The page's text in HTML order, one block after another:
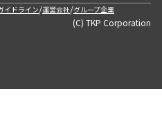
イドライン/運営会社/グループ企業
(C) TKP Corporation